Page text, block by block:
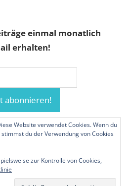
einmal monatlich
erhalten!
Alle
Website verwendet Cookies. Wenn du
du der Verwendung von Cookies
zur Kontrolle von Cookies,